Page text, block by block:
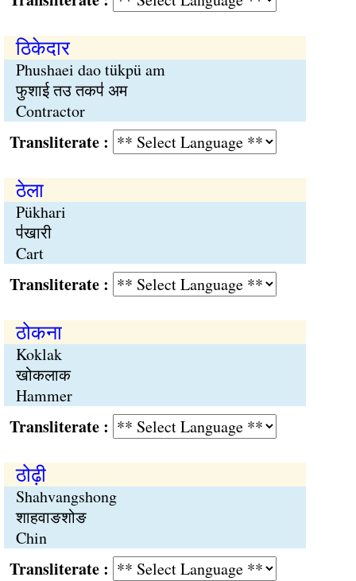
ठिकेदार
Phushaei dao tükpü am
फुशाई तउ तकप॑ अम
Contractor
:
ठेला
Pükhari
प॑खारी
Cart
:
ठोकना
Koklak
खोकलाक
Hammer
:
ठोढ़ी
Shahvangshong
शाहवाङशोङ
Chin
: